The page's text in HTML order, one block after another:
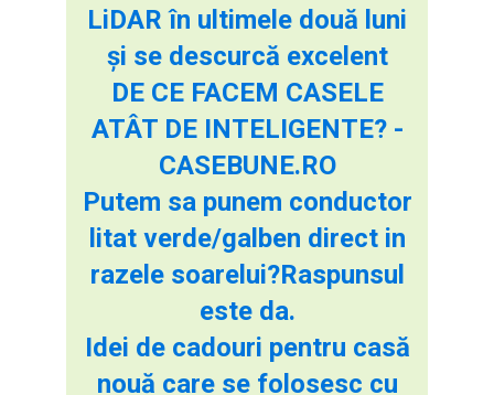
LiDAR în ultimele două luni
și se descurcă excelent
DE CE FACEM CASELE
ATÂT DE INTELIGENTE? -
CASEBUNE.RO
Putem sa punem conductor
litat verde/galben direct in
razele soarelui?Raspunsul
este da.
Idei de cadouri pentru casă
nouă care se folosesc cu